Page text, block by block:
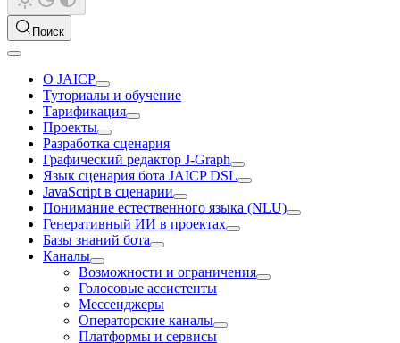
Поиск
О JAICP
Туториалы и обучение
Тарификация
Проекты
Разработка сценария
Графический редактор J‑Graph
Язык сценария бота JAICP DSL
JavaScript в сценарии
Понимание естественного языка (NLU)
Генеративный ИИ в проектах
Базы знаний бота
Каналы
Возможности и ограничения
Голосовые ассистенты
Мессенджеры
Операторские каналы
Платформы и сервисы